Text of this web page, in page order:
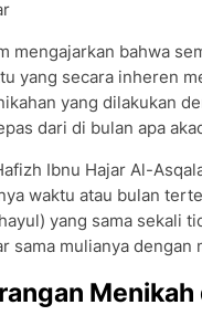
mengajarkan bahwa
yang secara inheren
yang dilakukan
dari di bulan apa
Ibnu Hajar Al-
waktu atau bulan
yang sama sekali
sama mulianya